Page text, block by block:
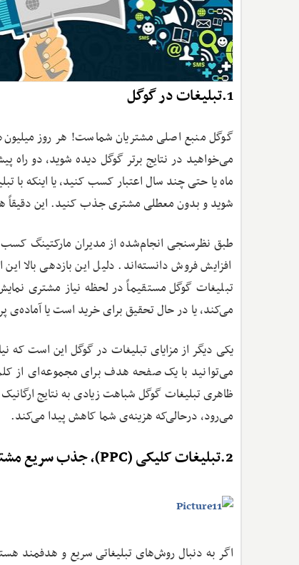
1.تبلیغات در گوگل
گوگل منبع اصلی مشتریان شماست! هر روز
شوید و بدون معطلی مشتری جذب کنید. این دقیقاً
افزایش فروش دانسته‌اند. دلیل این بازدهی
تبلیغات گوگل مستقیماً در لحظه‌ نیاز مشتری
می‌کند، یا در حال تحقیق برای خرید است یا
یکی دیگر از مزایای تبلیغات در گوگل این است
می‌توانید با یک صفحه هدف برای مجموعه‌ای از
می‌رود، درحالی‌که هزینه‌ی شما کاهش پیدا می‌کند.
2.تبلیغات کلیکی (PPC)، جذب سریع مشتری با مدیریت هزینه